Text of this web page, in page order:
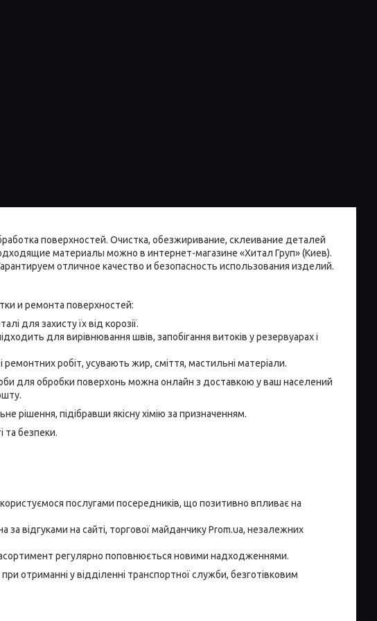
поверхностей. Очистка, обезжиривание, склеивание деталей
материалы можно в интернет-магазине «Хитал Груп» (Киев).
отличное качество и безопасность использования изделий.
и ремонта поверхностей:
для захисту їх від корозії.
для вирівнювання швів, запобігання витоків у резервуарах і
робіт, усувають жир, сміття, мастильні матеріали.
для обробки поверхонь можна онлайн з доставкою у ваш населений
рішення, підібравши якісну хімію за призначенням.
та безпеки.
послугами посередників, що позитивно впливає на
відгуками на сайті, торгової майданчику Prom.ua, незалежних
регулярно поповнюється новими надходженнями.
отриманні у відділенні транспортної служби, безготівковим